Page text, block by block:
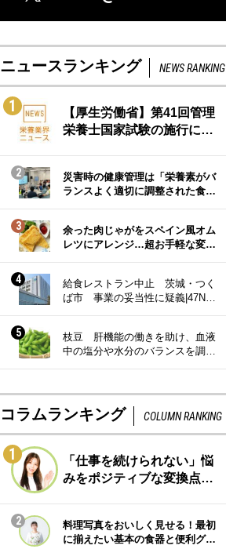
ニュースランキング NEWS RANKING
1
【厚生労働省】第41回管理
栄養士国家試験の施行に…
2
災害時の健康管理は「栄養素がバ
ランスよく適切に調整された食…
3
余った肉じゃがをスペイン風オム
レツにアレンジ…超お手軽な変…
4
給食レストラン中止 茨城・つく
ば市 事業の妥当性に疑義|47N…
5
枝豆 肝機能の働きを助け、血液
中の塩分や水分のバランスを調…
コラムランキング COLUMN RANKING
1
「仕事を続けられない」悩
みをポジティブな変換点…
2
料理写真をおいしく見せる！最初
に揃えたい基本の食器と便利グ…